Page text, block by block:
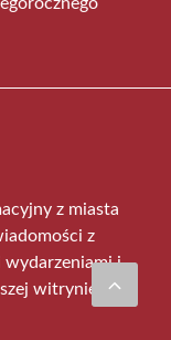
z miasta
z
wydarzeniami i
witrynie.